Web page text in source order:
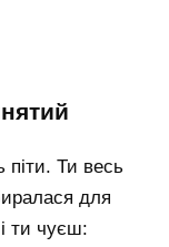
піти. Ти весь
для
ти чуєш: